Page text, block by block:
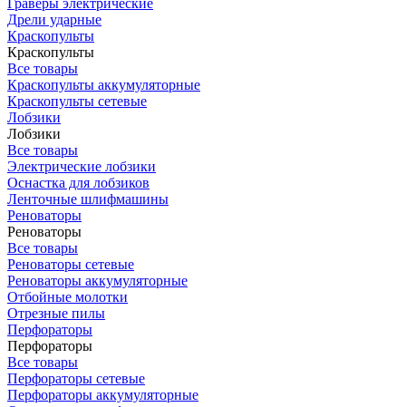
Граверы электрические
Дрели ударные
Краскопульты
Краскопульты
Все товары
Краскопульты аккумуляторные
Краскопульты сетевые
Лобзики
Лобзики
Все товары
Электрические лобзики
Оснастка для лобзиков
Ленточные шлифмашины
Реноваторы
Реноваторы
Все товары
Реноваторы сетевые
Реноваторы аккумуляторные
Отбойные молотки
Отрезные пилы
Перфораторы
Перфораторы
Все товары
Перфораторы сетевые
Перфораторы аккумуляторные